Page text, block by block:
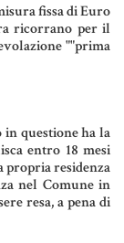
fissa di Euro
ricorrano per il
""prima
questione ha la
entro 18 mesi
propria residenza
nel Comune in
resa, a pena di